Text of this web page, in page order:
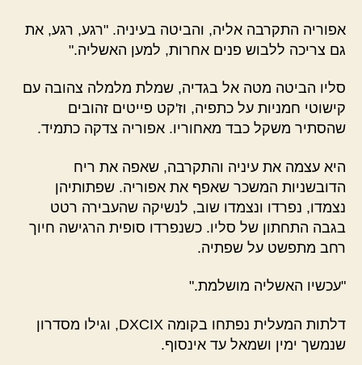
אפוריה התקרבה אליה, והביטה בעיניה. "רגע, רגע, את
גם צריכה ללבוש פנים אחרות, למען האשליה."
סליו הביטה מטה אל בגדיה, שמלת מלמלה צהובה עם
קישוטי חמניות על כתפיה, וז'קט פייטים זהובים
שהסתיר משקל כבד מאחוריו. אפוריה צדקה כתמיד.
היא עצמה את עיניה והתקרבה, שאפה את ריח
הדובשניות המשכר שאפף את אפוריה. שפתותיהן
נצמדו, נפרדו ונצמדו שוב, לנשיקה שהעבירה רטט
בגבה התחתון של סליו. כשנפרדו סופית הרגישה חיוך
רחב מתפשט על שפתיה.
"עכשיו האשליה מושלמת."
דלתות המעלית נפתחו בקומה DXCIX, וגילו מסדרון
שנמשך ימין ושמאל עד אינסוף.